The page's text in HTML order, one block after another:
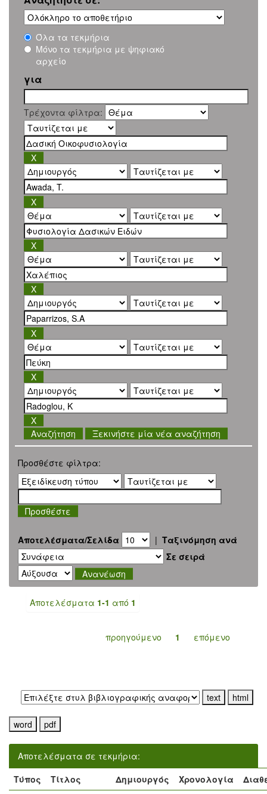
Όλα τα τεκμήρια
Μόνο τα τεκμήρια με ψηφιακό
αρχείο
για
Τρέχοντα φίλτρα:
Ξεκινήστε μία νέα αναζήτηση
Προσθέστε φίλτρα:
Αποτελέσματα/Σελίδα | Ταξινόμηση ανά
Σε σειρά
Αποτελέσματα 1-1 από 1
προηγούμενο 1 επόμενο
Αποτελέσματα σε τεκμήρια:
Τύπος
Τίτλος Δημιουργός Χρονολογία